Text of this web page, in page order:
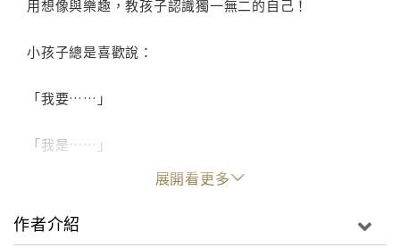
用想像與樂趣，教孩子認識獨一無二的自己！
小孩子總是喜歡說：
「我要……」
「我是……」
總是以我為出發點來看世界的孩子們，是怎麼看「自
己」呢？又要怎麼介紹自己讓別人認識呢？
每天都要寫作業、做家事、打掃房間……而覺得厭煩的
展開看更多
作者介紹